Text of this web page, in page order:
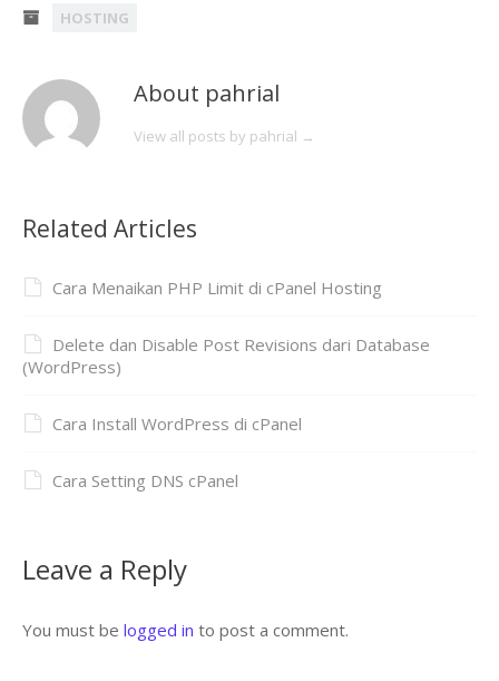
HOSTING
About pahrial
View all posts by pahrial →
Related Articles
Cara Menaikan PHP Limit di cPanel Hosting
Delete dan Disable Post Revisions dari Database
(WordPress)
Cara Install WordPress di cPanel
Cara Setting DNS cPanel
Leave a Reply
You must be logged in to post a comment.